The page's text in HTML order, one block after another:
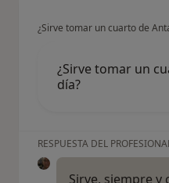
¿Sirve tomar un cuarto de
¿Sirve tomar un
día?
RESPUESTA DEL
Sirve, siempre y